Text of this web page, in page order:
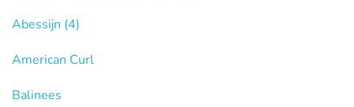
Abessijn (4)
American Curl
Balinees